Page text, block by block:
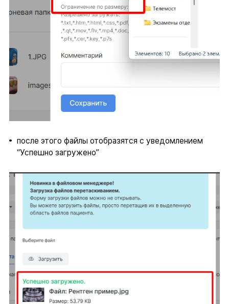
после этого файлы отобразятся с уведомлением
“Успешно загружено”